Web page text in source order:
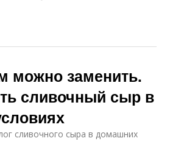
можно заменить.
сливочный сыр в
сливочного сыра в домашних